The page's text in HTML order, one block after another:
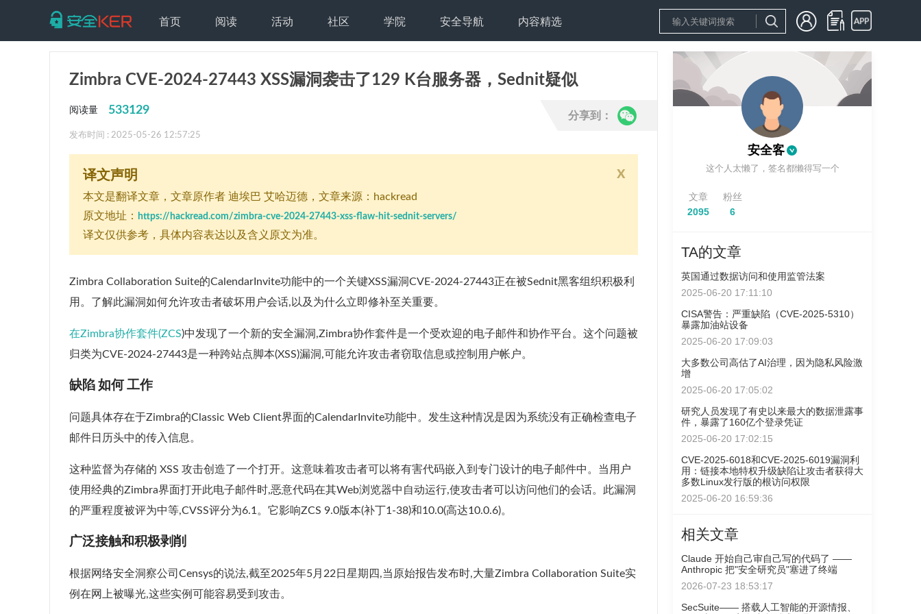
首页 阅读 活动 社区 学院 安全导航 内容精选
Zimbra CVE-2024-27443 XSS漏洞袭击了129 K台服务器，Sednit疑似
阅读量 533129
发布时间 : 2025-05-26 12:57:25
x
译文声明
本文是翻译文章 ，文章原作者 迪埃巴 艾哈迈德 ，文章来源：hackread
原文地址：
https://hackread.com/zimbra-cve-2024-27443-xss-flaw-hit-sednit-servers/
译文仅供参考，具体内容表达以及含义原文为准。
Zimbra Collaboration Suite的CalendarInvite功能中的一个关键XSS漏洞CVE-2024-27443正在被Sednit黑客组织积极利
用。了解此漏洞如何允许攻击者破坏用户会话,以及为什么立即修补至关重要。
在Zimbra协作套件(ZCS)中发现了一个新的安全漏洞,Zimbra协作套件是一个受欢迎的电子邮件和协作平台。这个问题被
归类为CVE-2024-27443是一种跨站点脚本(XSS)漏洞,可能允许攻击者窃取信息或控制用户帐户。
缺陷 如何 工作
问题具体存在于Zimbra的Classic Web Client界面的CalendarInvite功能中。发生这种情况是因为系统没有正确检查电子
邮件日历头中的传入信息。
这种监督为存储的 XSS 攻击创造了一个打开。这意味着攻击者可以将有害代码嵌入到专门设计的电子邮件中。当用户
使用经典的Zimbra界面打开此电子邮件时,恶意代码在其Web浏览器中自动运行,使攻击者可以访问他们的会话。此漏洞
的严重程度被评为中等,CVSS评分为6.1。它影响ZCS 9.0版本(补丁1-38)和10.0(高达10.0.6)。
广泛接触和积极剥削
根据网络安全洞察公司Censys的说法,截至2025年5月22日星期四,当原始报告发布时,大量Zimbra Collaboration Suite实
例在网上被曝光,这些实例可能容易受到攻击。
分享到：
安全客
这个人太懒了，签名都懒得写一个
文章
2095
粉丝
6
TA的文章
英国通过数据访问和使用监管法案
2025-06-20 17:11:10
CISA警告：严重缺陷（CVE-2025-5310）
暴露加油站设备
2025-06-20 17:09:03
大多数公司高估了AI治理，因为隐私风险激
增
2025-06-20 17:05:02
研究人员发现了有史以来最大的数据泄露事
件，暴露了160亿个登录凭证
2025-06-20 17:02:15
CVE-2025-6018和CVE-2025-6019漏洞利
用：链接本地特权升级缺陷让攻击者获得大
多数Linux发行版的根访问权限
2025-06-20 16:59:36
相关文章
Claude 开始自己审自己写的代码了 ——
Anthropic 把"安全研究员"塞进了终端
2026-07-23 18:53:17
SecSuite—— 搭载人工智能的开源情报、